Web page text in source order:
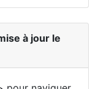
à jour le